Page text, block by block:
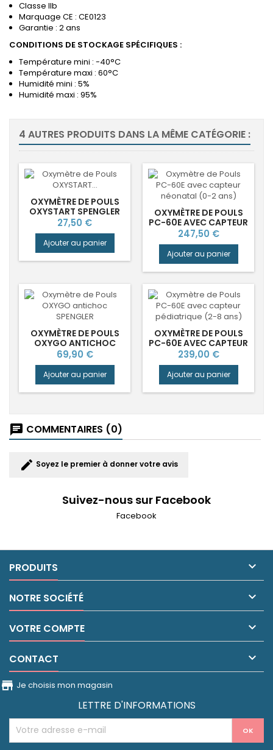
Classe IIb
Marquage CE : CE0123
Garantie : 2 ans
CONDITIONS DE STOCKAGE SPÉCIFIQUES :
Température mini : -40°C
Température maxi : 60°C
Humidité mini : 5%
Humidité maxi : 95%
4 AUTRES PRODUITS DANS LA MÊME CATÉGORIE :
OXYMÈTRE DE POULS
OXYSTART SPENGLER
Prix
27,50 €
Ajouter au panier
OXYMÈTRE DE POULS
PC-60E AVEC CAPTEUR
NÉONATAL (0-2 ANS)
Prix
247,50 €
Ajouter au panier
OXYMÈTRE DE POULS
OXYGO ANTICHOC
SPENGLER
Prix
69,90 €
Ajouter au panier
OXYMÈTRE DE POULS
PC-60E AVEC CAPTEUR
PÉDIATRIQUE (2-8
ANS)
Prix
239,00 €
Ajouter au panier
chat COMMENTAIRES (0)
edit Soyez le premier à donner votre avis
Suivez-nous sur Facebook
Facebook
PRODUITS 
NOTRE SOCIÉTÉ 
VOTRE COMPTE 
CONTACT

store_front
Je choisis mon magasin
LETTRE D'INFORMATIONS